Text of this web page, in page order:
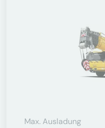
Max. Ausladung